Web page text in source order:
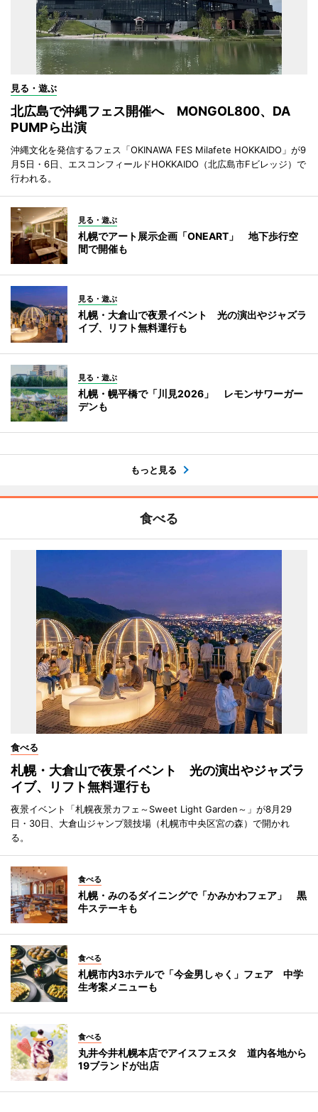
見る・遊ぶ
北広島で沖縄フェス開催へ MONGOL800、DA
PUMPら出演
沖縄文化を発信するフェス「OKINAWA FES Milafete HOKKAIDO」が9
月5日・6日、エスコンフィールドHOKKAIDO（北広島市Fビレッジ）で
行われる。
見る・遊ぶ
札幌でアート展示企画「ONEART」 地下歩行空
間で開催も
見る・遊ぶ
札幌・大倉山で夜景イベント 光の演出やジャズラ
イブ、リフト無料運行も
見る・遊ぶ
札幌・幌平橋で「川見2026」 レモンサワーガー
デンも
もっと見る
食べる
食べる
札幌・大倉山で夜景イベント 光の演出やジャズラ
イブ、リフト無料運行も
夜景イベント「札幌夜景カフェ～Sweet Light Garden～」が8月29
日・30日、大倉山ジャンプ競技場（札幌市中央区宮の森）で開かれ
る。
食べる
札幌・みのるダイニングで「かみかわフェア」 黒
牛ステーキも
食べる
札幌市内3ホテルで「今金男しゃく」フェア 中学
生考案メニューも
食べる
丸井今井札幌本店でアイスフェスタ 道内各地から
19ブランドが出店